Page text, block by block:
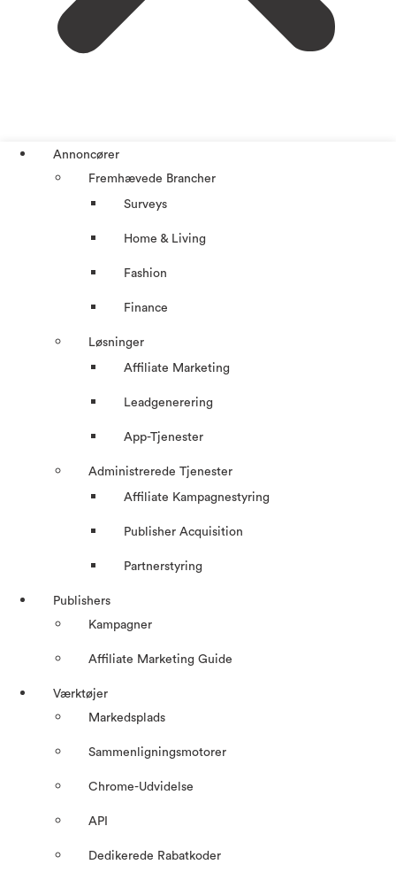
Annoncører
Fremhævede Brancher
Surveys
Home & Living
Fashion
Finance
Løsninger
Affiliate Marketing
Leadgenerering
App-Tjenester
Administrerede Tjenester
Affiliate Kampagnestyring
Publisher Acquisition
Partnerstyring
Publishers
Kampagner
Affiliate Marketing Guide
Værktøjer
Markedsplads
Sammenligningsmotorer
Chrome-Udvidelse
API
Dedikerede Rabatkoder